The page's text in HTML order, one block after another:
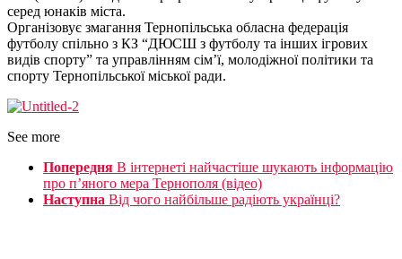
серед юнаків міста.
Організовує змагання Тернопільська обласна федерація
футболу спільно з КЗ “ДЮСШ з футболу та інших ігрових
видів спорту” та управлінням сім’ї, молодіжної політики та
спорту Тернопільської міської ради.
See more
Попередня В інтернеті найчастіше шукають інформацію
про п’яного мера Тернополя (відео)
Наступна Від чого найбільше радіють українці?